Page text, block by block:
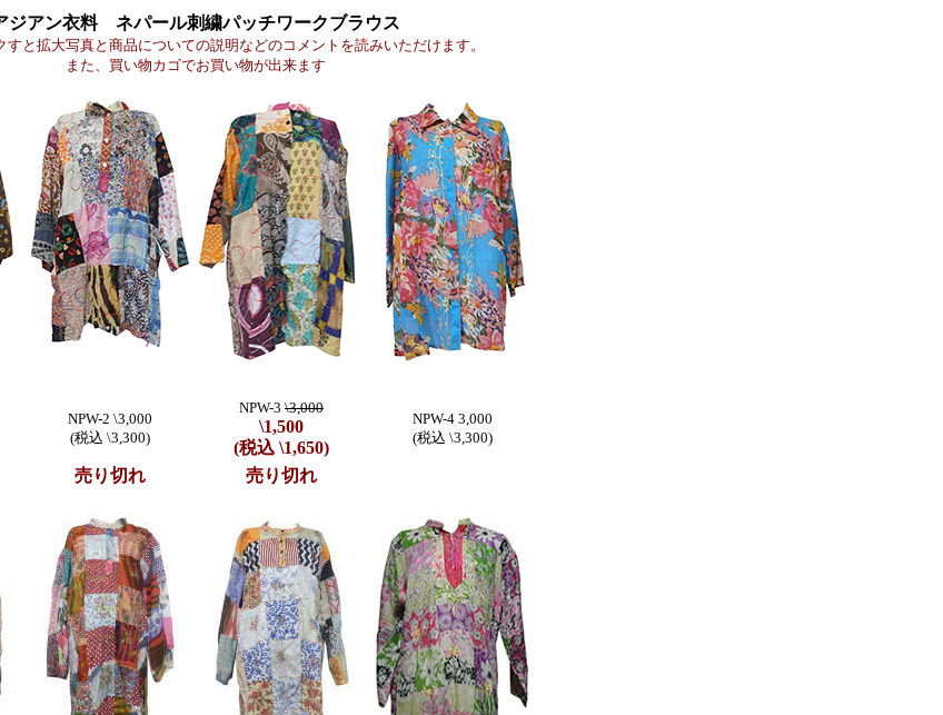
ジアン衣料 ネパール刺繍パッチワークブラウス
すと拡大写真と商品についての説明などのコメントを読みいただけます。
また、買い物カゴでお買い物が出来ます
NPW-2 \3,000
(税込 \3,300)
NPW-3 \3,000
\1,500
(税込 \1,650)
NPW-4 3,000
(税込 \3,300)
売り切れ 売り切れ